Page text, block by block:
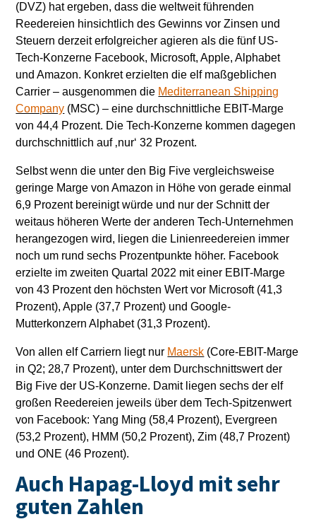
(DVZ) hat ergeben, dass die weltweit führenden
Reedereien hinsichtlich des Gewinns vor Zinsen und
Steuern derzeit erfolgreicher agieren als die fünf US-
Tech-Konzerne Facebook, Microsoft, Apple, Alphabet
und Amazon. Konkret erzielten die elf maßgeblichen
Carrier – ausgenommen die Mediterranean Shipping
Company (MSC) – eine durchschnittliche EBIT-Marge
von 44,4 Prozent. Die Tech-Konzerne kommen dagegen
durchschnittlich auf ‚nur‘ 32 Prozent.
Selbst wenn die unter den Big Five vergleichsweise
geringe Marge von Amazon in Höhe von gerade einmal
6,9 Prozent bereinigt würde und nur der Schnitt der
weitaus höheren Werte der anderen Tech-Unternehmen
herangezogen wird, liegen die Linienreedereien immer
noch um rund sechs Prozentpunkte höher. Facebook
erzielte im zweiten Quartal 2022 mit einer EBIT-Marge
von 43 Prozent den höchsten Wert vor Microsoft (41,3
Prozent), Apple (37,7 Prozent) und Google-
Mutterkonzern Alphabet (31,3 Prozent).
Von allen elf Carriern liegt nur Maersk (Core-EBIT-Marge
in Q2; 28,7 Prozent), unter dem Durchschnittswert der
Big Five der US-Konzerne. Damit liegen sechs der elf
großen Reedereien jeweils über dem Tech-Spitzenwert
von Facebook: Yang Ming (58,4 Prozent), Evergreen
(53,2 Prozent), HMM (50,2 Prozent), Zim (48,7 Prozent)
und ONE (46 Prozent).
Auch Hapag-Lloyd mit sehr
guten Zahlen